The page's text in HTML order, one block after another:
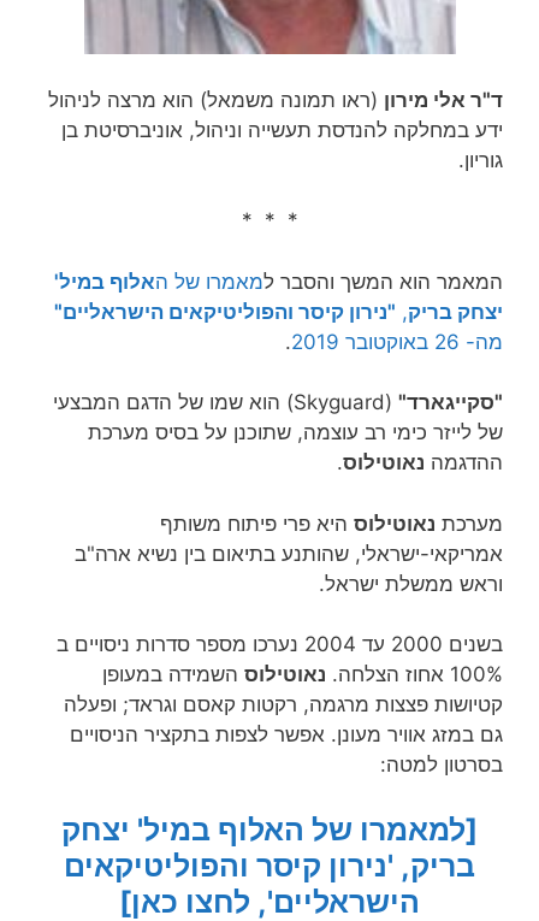
ד"ר אלי מירון (ראו תמונה משמאל) הוא מרצה לניהול
ידע במחלקה להנדסת תעשייה וניהול, אוניברסיטת בן
גוריון.
* * *
המאמר הוא המשך והסבר למאמרו של האלוף במיל'
יצחק בריק, "נירון קיסר והפוליטיקאים הישראליים"
מה- 26 באוקטובר 2019
.
"סקייגארד"
(Skyguard) הוא שמו של הדגם המבצעי
של לייזר כימי רב עוצמה, שתוכנן על בסיס מערכת
ההדגמה נאוטילוס.
מערכת נאוטילוס היא פרי פיתוח משותף
אמריקאי-ישראלי, שהותנע בתיאום בין נשיא ארה"ב
וראש ממשלת ישראל.
בשנים 2000 עד 2004 נערכו מספר סדרות ניסויים ב
100% אחוז הצלחה.
נאוטילוס השמידה במעופן
קטיושות פצצות מרגמה, רקטות קאסם וגראד; ופעלה
גם במזג אוויר מעונן. אפשר לצפות בתקציר הניסויים
בסרטון למטה:
[למאמרו של האלוף במיל' יצחק
בריק, 'נירון קיסר והפוליטיקאים
הישראליים', לחצו כאן]